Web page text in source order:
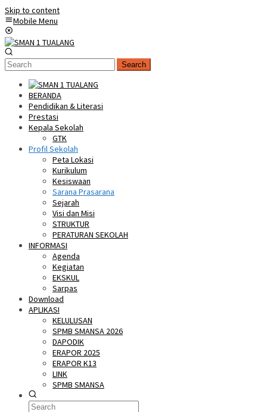
Skip to content
Mobile Menu
Search
BERANDA
Pendidikan & Literasi
Prestasi
Kepala Sekolah
GTK
Profil Sekolah
Peta Lokasi
Kurikulum
Kesiswaan
Sarana Prasarana
Sejarah
Visi dan Misi
STRUKTUR
PERATURAN SEKOLAH
INFORMASI
Agenda
Kegiatan
EKSKUL
Sarpas
Download
APLIKASI
KELULUSAN
SPMB SMANSA 2026
DAPODIK
ERAPOR 2025
ERAPOR K13
LINK
SPMB SMANSA